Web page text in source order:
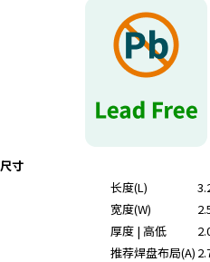
尺寸
长度(L)
宽度(W)
厚度 | 高低
推荐焊盘布局(A)